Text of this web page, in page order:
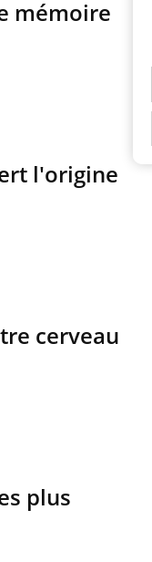
mémoire
l'origine
cerveau
pluset chaleur : ce